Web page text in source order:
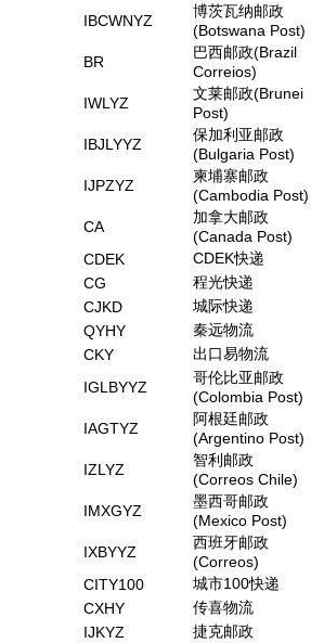
IBCWNYZ
博茨瓦纳邮政
(Botswana Post)
BR
巴西邮政(Brazil
Correios)
IWLYZ
文莱邮政(Brunei
Post)
IBJLYYZ
保加利亚邮政
(Bulgaria Post)
IJPZYZ
柬埔寨邮政
(Cambodia Post)
CA
加拿大邮政
(Canada Post)
CDEK
CDEK快递
CG
程光快递
CJKD
城际快递
QYHY
秦远物流
CKY
出口易物流
IGLBYYZ
哥伦比亚邮政
(Colombia Post)
IAGTYZ
阿根廷邮政
(Argentino Post)
IZLYZ
智利邮政
(Correos Chile)
IMXGYZ
墨西哥邮政
(Mexico Post)
IXBYYZ
西班牙邮政
(Correos)
CITY100
城市100快递
CXHY
传喜物流
IJKYZ 捷克邮政